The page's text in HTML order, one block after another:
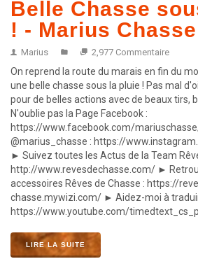
Belle Chasse
! - Marius Chasse
Marius 2,977 Commentaire
On reprend la route du marais en fin du
une belle chasse sous la pluie ! Pas mal
pour de belles actions avec de beaux tirs,
N'oublie pas la Page Facebook :
https://www.facebook.com/
@marius_chasse : https://
► Suivez toutes les Actus de la Team
http://www.revesdechasse.com/ ►
accessoires Rêves de Chasse : https://
chasse.mywizi.com/ ► Aidez-moi à
https://www.youtube.com/
LIRE LA SUITE